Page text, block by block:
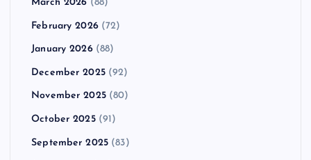
March 2026 (88)
February 2026(72)
January 2026(88)
December 2025(92)
November 2025(80)
October 2025(91)
September 2025 (83)